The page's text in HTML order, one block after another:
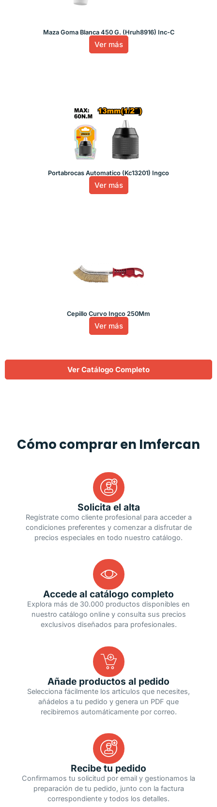
Maza Goma Blanca 450 G. (Hruh8916) Inc-C
Ver más
Portabrocas Automatico (Kc13201) Ingco
Ver más
Cepillo Curvo Ingco 250Mm
Ver más
Ver Catálogo Completo
Cómo comprar en Imfercan
Solicita el alta
Regístrate como cliente profesional para acceder a
condiciones preferentes y comenzar a disfrutar de
precios especiales en todo nuestro catálogo.
Accede al catálogo completo
Explora más de 30.000 productos disponibles en
nuestro catálogo online y consulta sus precios
exclusivos diseñados para profesionales.
Añade productos al pedido
Selecciona fácilmente los artículos que necesites,
añádelos a tu pedido y genera un PDF que
recibiremos automáticamente por correo.
Recibe tu pedido
Confirmamos tu solicitud por email y gestionamos la
preparación de tu pedido, junto con la factura
correspondiente y todos los detalles.